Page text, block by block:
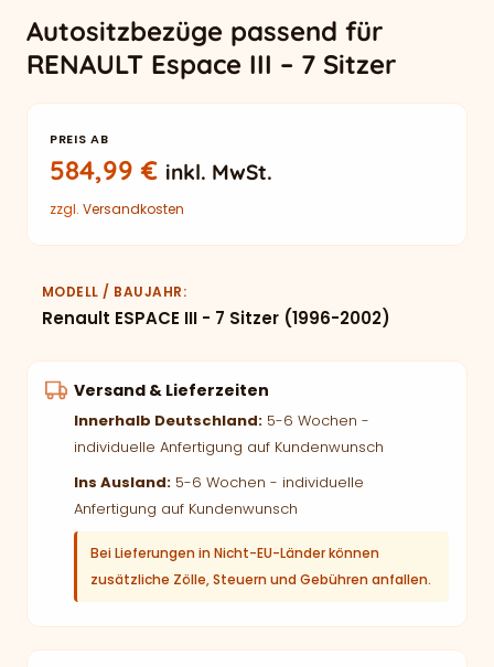
Autositzbezüge passend für
RENAULT Espace III – 7 Sitzer
PREIS AB
584,99€ inkl. MwSt.
zzgl. Versandkosten
MODELL / BAUJAHR
Renault ESPACE III - 7 Sitzer (1996-2002)
Versand & Lieferzeiten
Innerhalb Deutschland: 5-6 Wochen -
individuelle Anfertigung auf Kundenwunsch
Ins Ausland: 5-6 Wochen - individuelle
Anfertigung auf Kundenwunsch
Bei Lieferungen in Nicht-EU-Länder können
zusätzliche Zölle, Steuern und Gebühren anfallen.